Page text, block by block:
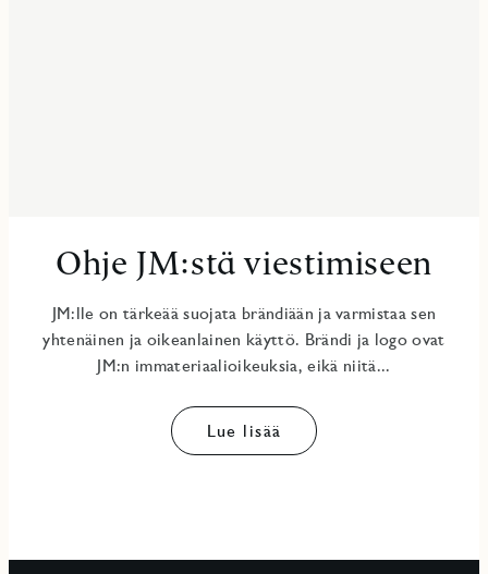
Ohje JM:stä viestimiseen
JM:lle on tärkeää suojata brändiään ja varmistaa sen
yhtenäinen ja oikeanlainen käyttö. Brändi ja logo ovat
JM:n immateriaalioikeuksia, eikä niitä...
Lue lisää